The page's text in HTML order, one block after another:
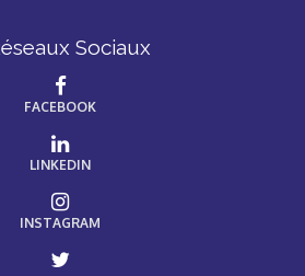
Sociaux
FACEBOOK
LINKEDIN
INSTAGRAM